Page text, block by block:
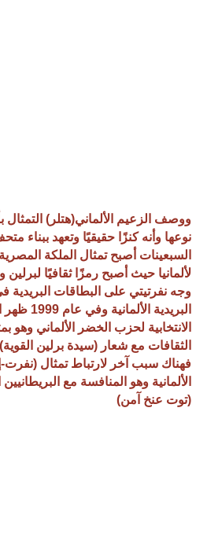
ووصف الزعيم الألماني(هتلر) التمثال
نوعها وأنه كنزًا حقيقيًا وتعهد ببناء
السبعينات أصبح تمثال الملكة
لألمانيا حيث أصبح رمزًا ثقافيًا
وجه نفرتيتي على البطاقات البريدية
البريدية
الانتخابية لحزب الخضر الألماني وهو
الثقافات مع شعار (سيدة برلين
فهناك سبب آخر لارتباط تمثال (نفرت-
الألمانية وهو المنافسة مع
(توت عنخ آمن)